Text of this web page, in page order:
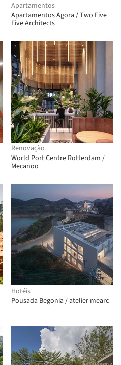
Apartamentos
Apartamentos Agora / Two Five
Five Architects
Renovação
World Port Centre Rotterdam /
Mecanoo
Hotéis
Pousada Begonia / atelier mearc